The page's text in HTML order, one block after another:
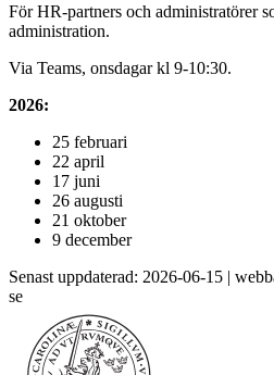
För HR-partners och administratörer
administration.
Via Teams, onsdagar kl 9-10:30.
2026:
25 februari
22 april
17 juni
26 augusti
21 oktober
9 december
Senast uppdaterad: 2026-06-15 |
se